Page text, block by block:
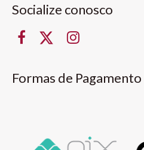
Socialize conosco
Formas de Pagamento